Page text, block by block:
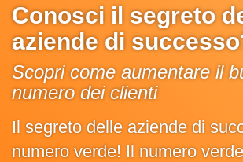
Conosci il segreto
aziende di
Scopri come aumentare il
numero dei clienti
Il segreto delle aziende di
numero verde! Il numero